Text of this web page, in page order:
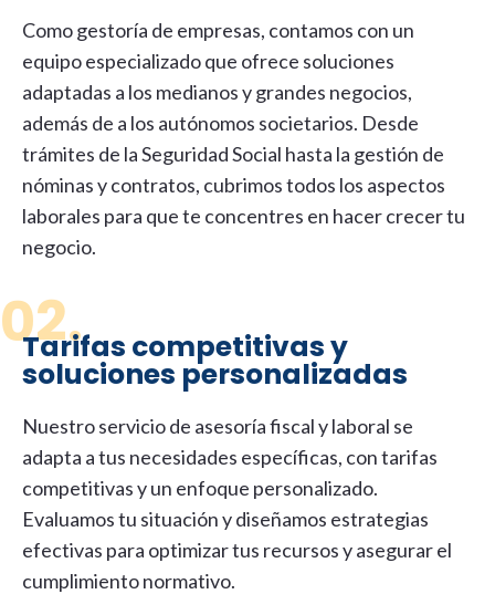
Comogestoría de empresas, contamos con un
equipo especializado que ofrece soluciones
adaptadas a los medianos y grandes negocios,
además de a los autónomos societarios. Desde
trámites de la Seguridad Social hasta la gestión de
nóminas y contratos, cubrimos todos los aspectos
laborales para que te concentres en hacer crecer tu
negocio.
02.
Tarifas competitivas y
soluciones personalizadas
Nuestro servicio de asesoríafiscal y laboral se
adapta a tus necesidades específicas, con tarifas
competitivas y un enfoque personalizado.
Evaluamos tu situación y diseñamos estrategias
efectivas para optimizar tus recursos y asegurar el
cumplimiento normativo.